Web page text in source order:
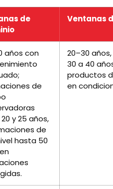
de
Ventanas
años con
de
y 25 años,
de
hasta 50
20–30
30 a 40
productos
en